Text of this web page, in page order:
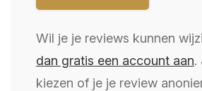
Wil je je reviews kunnen
dan gratis een account aan.
kiezen of je je review